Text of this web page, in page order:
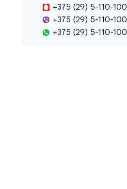
+375 (29) 5-110-100
+375 (29) 5-110-100
+375 (29) 5-110-100